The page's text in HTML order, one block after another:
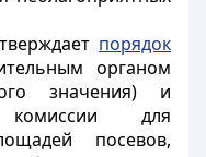
порядок
органом
значения) и
для
посевов,